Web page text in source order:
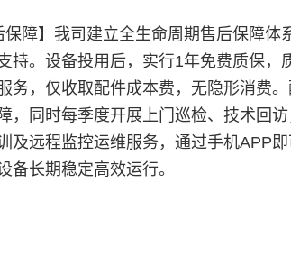
保障】我司建立全生命周期售后保障
持。设备投用后，实行1年免费质保
务，仅收取配件成本费，无隐形消费
，同时每季度开展上门巡检、技术回
及远程监控运维服务，通过手机APP
备长期稳定高效运行。